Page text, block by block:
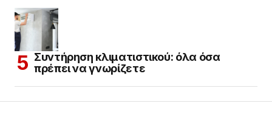
Συντήρηση κλιματιστικού: όλα όσα
πρέπει να γνωρίζετε